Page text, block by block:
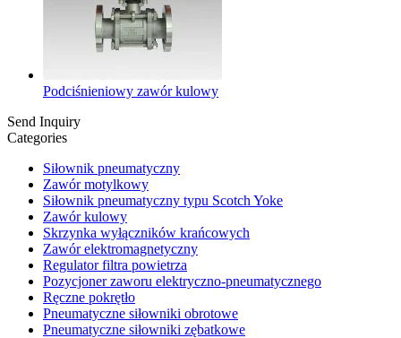
Podciśnieniowy zawór kulowy
Send Inquiry
Categories
Siłownik pneumatyczny
Zawór motylkowy
Siłownik pneumatyczny typu Scotch Yoke
Zawór kulowy
Skrzynka wyłączników krańcowych
Zawór elektromagnetyczny
Regulator filtra powietrza
Pozycjoner zaworu elektryczno-pneumatycznego
Ręczne pokrętło
Pneumatyczne siłowniki obrotowe
Pneumatyczne siłowniki zębatkowe